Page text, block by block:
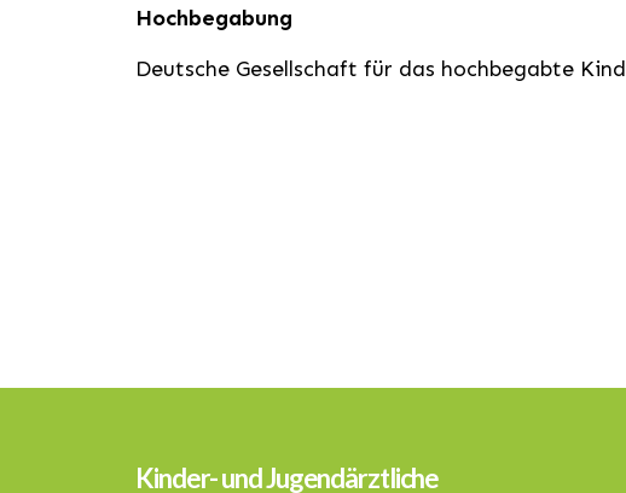
Hochbegabung
Deutsche Gesellschaft für das hochbegabte Kind
Kinder- und Jugendärztliche